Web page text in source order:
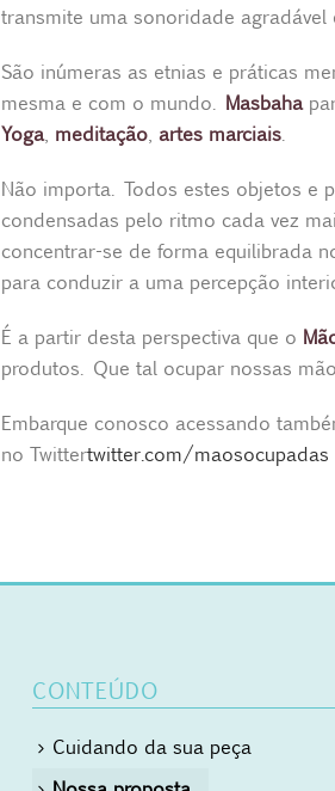
transmite uma sonoridade
São inúmeras as etnias e práticas
mesma e com o mundo. Masbaha
Yoga, meditação, artes marciais.
Não importa. Todos estes objetos e
condensadas pelo ritmo cada vez
concentrar-se de forma equilibrada
para conduzir a uma percepção
É a partir desta perspectiva que o
produtos. Que tal ocupar nossas
Embarque conosco acessando
no Twittertwitter.com/maosocupadas
CONTEÚDO
Cuidando da sua peça